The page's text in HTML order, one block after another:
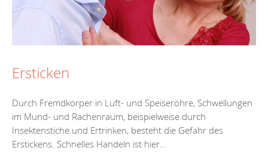
Ersticken
Durch Fremdkörper in Luft- und Speiseröhre, Schwellungen
im Mund- und Rachenraum, beispielweise durch
Insektenstiche und Ertrinken, besteht die Gefahr des
Erstickens. Schnelles Handeln ist hier...